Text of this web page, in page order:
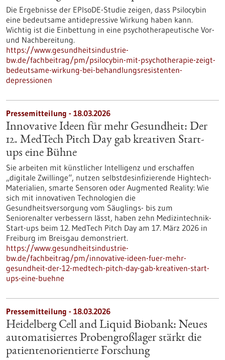
Die Ergebnisse der EPIsoDE-Studie zeigen, dass Psilocybin
eine bedeutsame antidepressive Wirkung haben kann.
Wichtig ist die Einbettung in eine psychotherapeutische Vor-
und Nachbereitung.
https://www.gesundheitsindustrie-
bw.de/fachbeitrag/pm/psilocybin-mit-psychotherapie-zeigt-
bedeutsame-wirkung-bei-behandlungsresistenten-
depressionen
Pressemitteilung - 18.03.2026
Innovative Ideen für mehr Gesundheit: Der
12. MedTech Pitch Day gab kreativen Start-
ups eine Bühne
Sie arbeiten mit künstlicher Intelligenz und erschaffen
„digitale Zwillinge“, nutzen selbstdesinfizierende Hightech-
Materialien, smarte Sensoren oder Augmented Reality: Wie
sich mit innovativen Technologien die
Gesundheitsversorgung vom Säuglings- bis zum
Seniorenalter verbessern lässt, haben zehn Medizintechnik-
Start-ups beim 12. MedTech Pitch Day am 17. März 2026 in
Freiburg im Breisgau demonstriert.
https://www.gesundheitsindustrie-
bw.de/fachbeitrag/pm/innovative-ideen-fuer-mehr-
gesundheit-der-12-medtech-pitch-day-gab-kreativen-start-
ups-eine-buehne
Pressemitteilung - 18.03.2026
Heidelberg Cell and Liquid Biobank: Neues
automatisiertes Probengroßlager stärkt die
patientenorientierte Forschung